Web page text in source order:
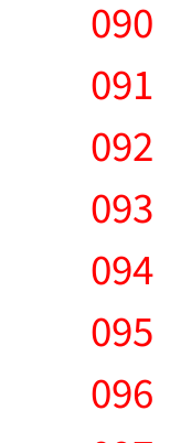
090
091
092
093
094
095
096